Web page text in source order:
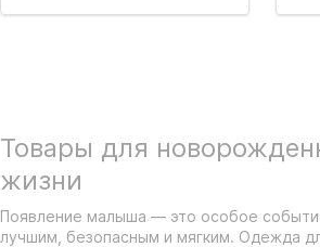
Товары для
жизни
Появление малыша — это особое
лучшим, безопасным и мягким. Одежда